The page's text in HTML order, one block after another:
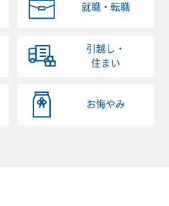
就職・転職
引越し・
住まい
お悔やみ